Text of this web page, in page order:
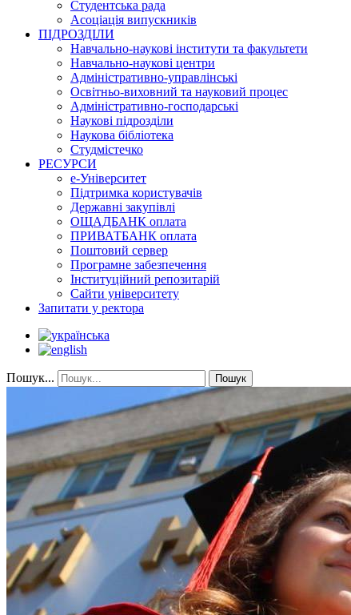
Студентська рада
Асоціація випускників
ПІДРОЗДІЛИ
Навчально-наукові інститути та факультети
Навчально-наукові центри
Адміністративно-управлінські
Освітньо-виховний та науковий процес
Адміністративно-господарські
Наукові підрозділи
Наукова бібліотека
Студмістечко
РЕСУРСИ
е-Університет
Підтримка користувачів
Державні закупівлі
ОЩАДБАНК оплата
ПРИВАТБАНК оплата
Поштовий сервер
Програмне забезпечення
Інституційний репозитарій
Сайти університету
Запитати у ректора
Пошук... Пошук